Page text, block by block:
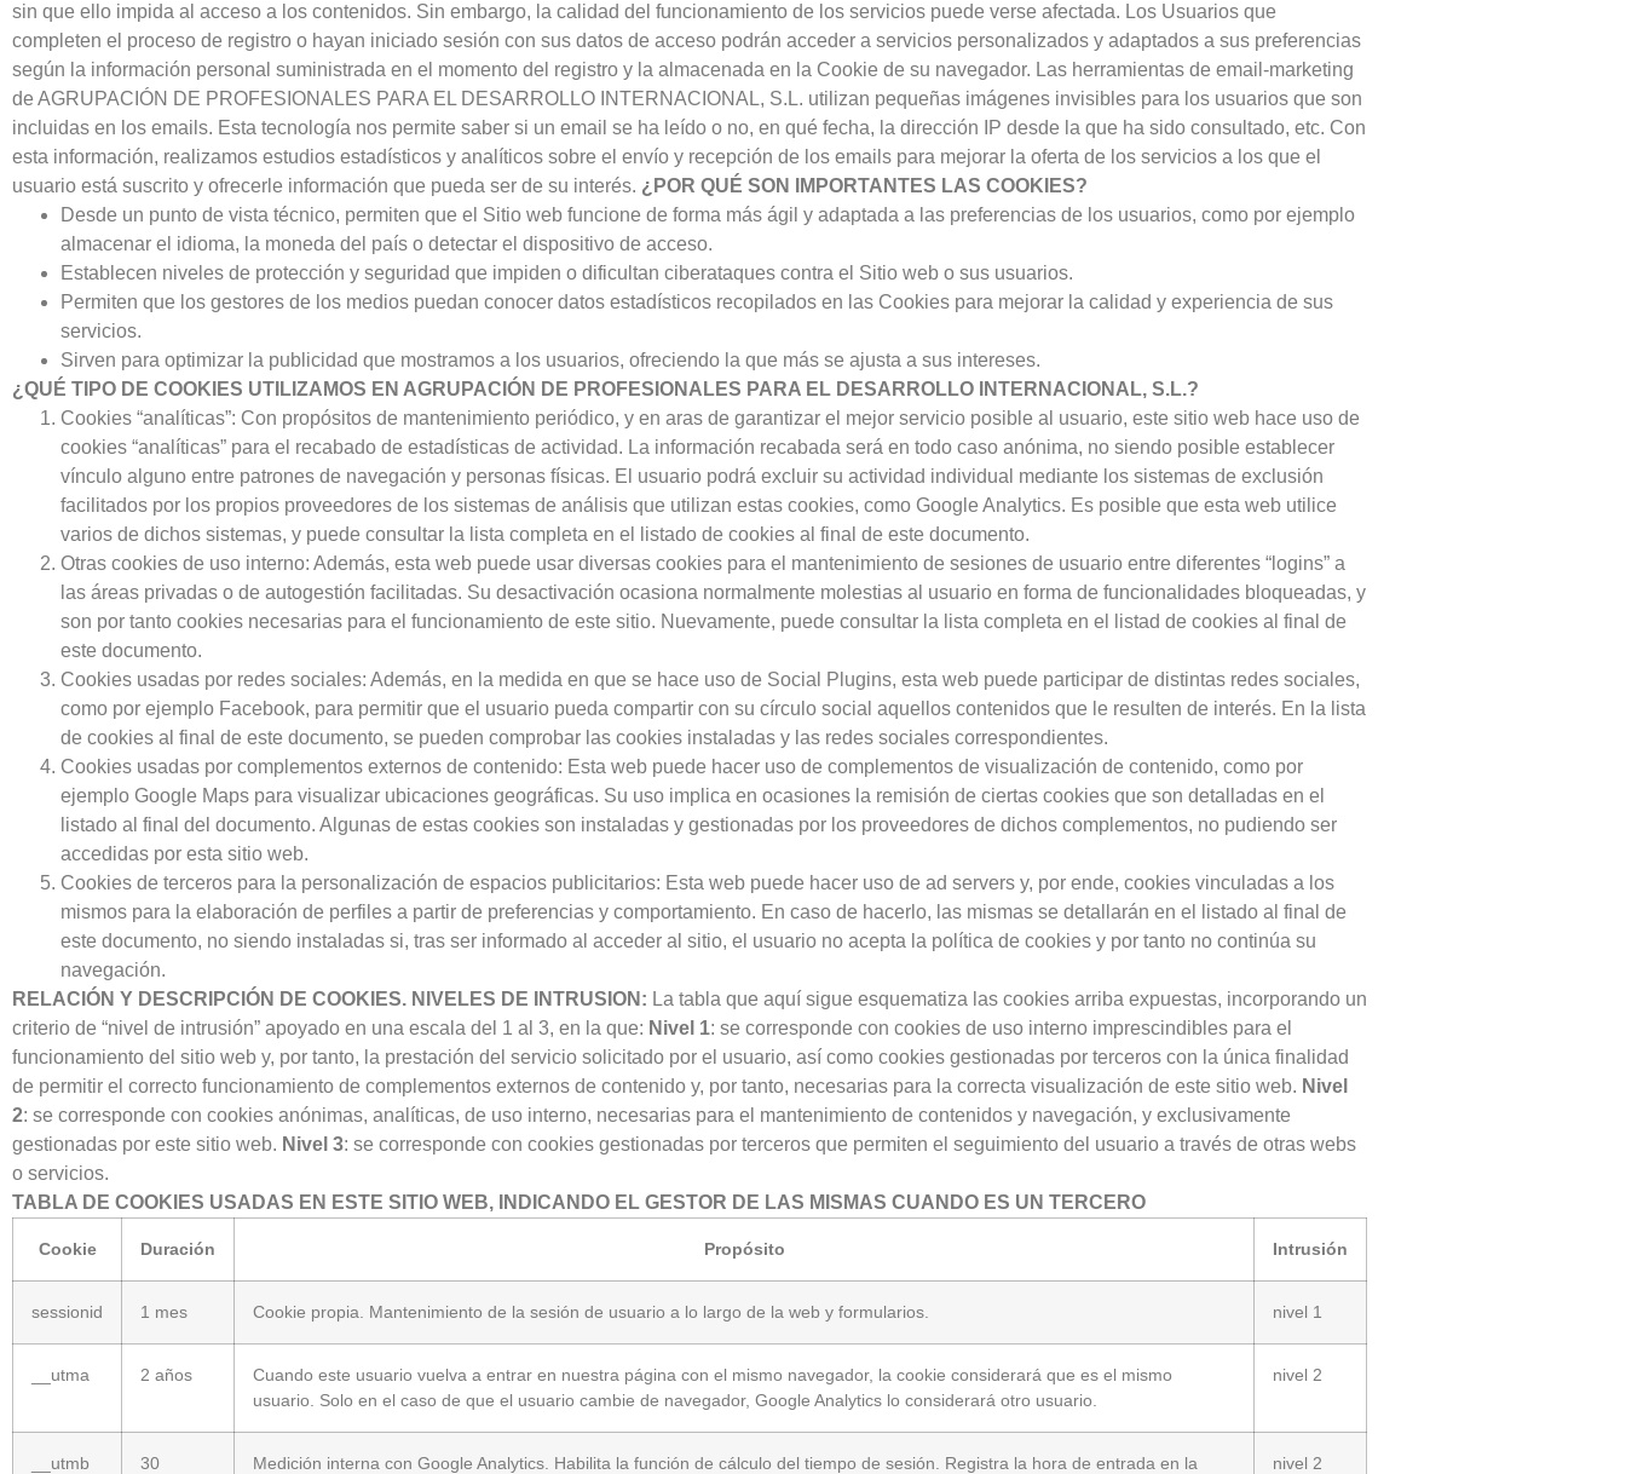
sin que ello impida al acceso a los contenidos. Sin embargo, la calidad del funcionamiento de los servicios puede verse afectada. Los Usuarios que
completen el proceso de registro o hayan iniciado sesión con sus datos de acceso podrán acceder a servicios personalizados y adaptados a sus preferencias
según la información personal suministrada en el momento del registro y la almacenada en la Cookie de su navegador. Las herramientas de email-marketing
de AGRUPACIÓN DE PROFESIONALES PARA EL DESARROLLO INTERNACIONAL, S.L. utilizan pequeñas imágenes invisibles para los usuarios que son
incluidas en los emails. Esta tecnología nos permite saber si un email se ha leído o no, en qué fecha, la dirección IP desde la que ha sido consultado, etc. Con
esta información, realizamos estudios estadísticos y analíticos sobre el envío y recepción de los emails para mejorar la oferta de los servicios a los que el
usuario está suscrito y ofrecerle información que pueda ser de su interés. ¿POR QUÉ SON IMPORTANTES LAS COOKIES?
Desde un punto de vista técnico, permiten que el Sitio web funcione de forma más ágil y adaptada a las preferencias de los usuarios, como por ejemplo
almacenar el idioma, la moneda del país o detectar el dispositivo de acceso.
Establecen niveles de protección y seguridad que impiden o dificultan ciberataques contra el Sitio web o sus usuarios.
Permiten que los gestores de los medios puedan conocer datos estadísticos recopilados en las Cookies para mejorar la calidad y experiencia de sus
servicios.
Sirven para optimizar la publicidad que mostramos a los usuarios, ofreciendo la que más se ajusta a sus intereses.
¿QUÉ TIPO DE COOKIES UTILIZAMOS EN AGRUPACIÓN DE PROFESIONALES PARA EL DESARROLLO INTERNACIONAL, S.L.?
Cookies “analíticas”: Con propósitos de mantenimiento periódico, y en aras de garantizar el mejor servicio posible al usuario, este sitio web hace uso de
cookies “analíticas” para el recabado de estadísticas de actividad. La información recabada será en todo caso anónima, no siendo posible establecer
vínculo alguno entre patrones de navegación y personas físicas. El usuario podrá excluir su actividad individual mediante los sistemas de exclusión
facilitados por los propios proveedores de los sistemas de análisis que utilizan estas cookies, como Google Analytics. Es posible que esta web utilice
varios de dichos sistemas, y puede consultar la lista completa en el listado de cookies al final de este documento.
Otras cookies de uso interno: Además, esta web puede usar diversas cookies para el mantenimiento de sesiones de usuario entre diferentes “logins” a
las áreas privadas o de autogestión facilitadas. Su desactivación ocasiona normalmente molestias al usuario en forma de funcionalidades bloqueadas, y
son por tanto cookies necesarias para el funcionamiento de este sitio. Nuevamente, puede consultar la lista completa en el listad de cookies al final de
este documento.
Cookies usadas por redes sociales: Además, en la medida en que se hace uso de Social Plugins, esta web puede participar de distintas redes sociales,
como por ejemplo Facebook, para permitir que el usuario pueda compartir con su círculo social aquellos contenidos que le resulten de interés. En la lista
de cookies al final de este documento, se pueden comprobar las cookies instaladas y las redes sociales correspondientes.
Cookies usadas por complementos externos de contenido: Esta web puede hacer uso de complementos de visualización de contenido, como por
ejemplo Google Maps para visualizar ubicaciones geográficas. Su uso implica en ocasiones la remisión de ciertas cookies que son detalladas en el
listado al final del documento. Algunas de estas cookies son instaladas y gestionadas por los proveedores de dichos complementos, no pudiendo ser
accedidas por esta sitio web.
Cookies de terceros para la personalización de espacios publicitarios: Esta web puede hacer uso de ad servers y, por ende, cookies vinculadas a los
mismos para la elaboración de perfiles a partir de preferencias y comportamiento. En caso de hacerlo, las mismas se detallarán en el listado al final de
este documento, no siendo instaladas si, tras ser informado al acceder al sitio, el usuario no acepta la política de cookies y por tanto no continúa su
navegación.
RELACIÓN Y DESCRIPCIÓN DE COOKIES. NIVELES DE INTRUSION: La tabla que aquí sigue esquematiza las cookies arriba expuestas, incorporando un
criterio de “nivel de intrusión” apoyado en una escala del 1 al 3, en la que: Nivel 1: se corresponde con cookies de uso interno imprescindibles para el
funcionamiento del sitio web y, por tanto, la prestación del servicio solicitado por el usuario, así como cookies gestionadas por terceros con la única finalidad
de permitir el correcto funcionamiento de complementos externos de contenido y, por tanto, necesarias para la correcta visualización de este sitio web. Nivel
2: se corresponde con cookies anónimas, analíticas, de uso interno, necesarias para el mantenimiento de contenidos y navegación, y exclusivamente
gestionadas por este sitio web. Nivel 3: se corresponde con cookies gestionadas por terceros que permiten el seguimiento del usuario a través de otras webs
o servicios.
TABLA DE COOKIES USADAS EN ESTE SITIO WEB, INDICANDO EL GESTOR DE LAS MISMAS CUANDO ES UN TERCERO
Cookie Duración Propósito Intrusión
sessionid 1 mes Cookie propia. Mantenimiento de la sesión de usuario a lo largo de la web y formularios. nivel 1
__utma 2 años
Cuando este usuario vuelva a entrar en nuestra página con el mismo navegador, la cookie considerará que es el mismo
usuario. Solo en el caso de que el usuario cambie de navegador, Google Analytics lo considerará otro usuario.
nivel 2
__utmb
30
Medición interna con Google Analytics. Habilita la función de cálculo del tiempo de sesión. Registra la hora de entrada en la
nivel 2